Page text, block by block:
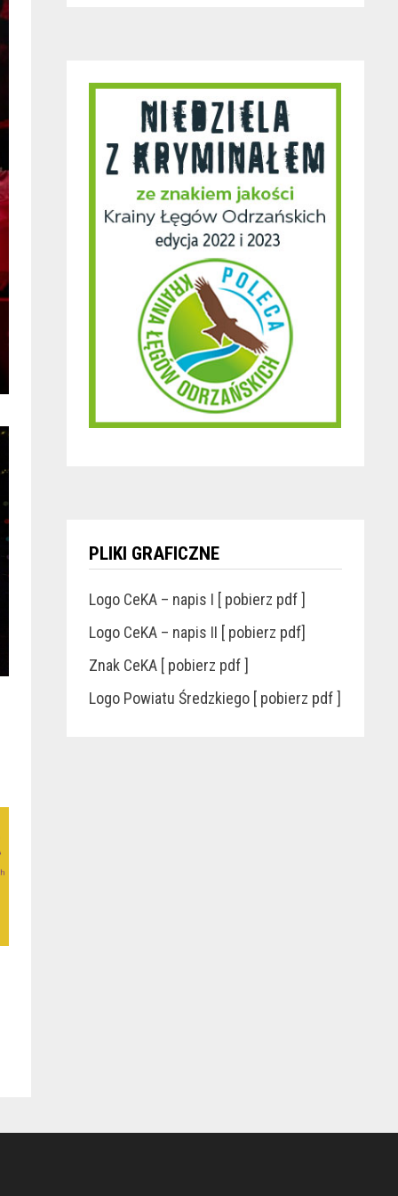
PLIKI GRAFICZNE
Logo CeKA – napis I [ pobierz pdf ]
Logo CeKA – napis II [ pobierz pdf]
Znak CeKA [ pobierz pdf ]
Logo Powiatu Średzkiego [ pobierz pdf ]